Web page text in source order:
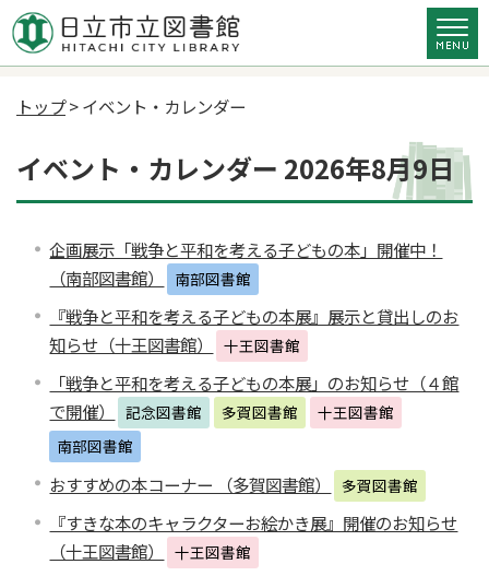
トップ> イベント・カレンダー
イベント・カレンダー 2026年8月9日
企画展示「戦争と平和を考える子どもの本」開催中！
（南部図書館）
南部図書館
『戦争と平和を考える子どもの本展』展示と貸出しのお
知らせ（十王図書館）
十王図書館
「戦争と平和を考える子どもの本展」のお知らせ（４館
で開催）
記念図書館 多賀図書館
十王図書館
南部図書館
おすすめの本コーナー （多賀図書館） 多賀図書館
『すきな本のキャラクターお絵かき展』開催のお知らせ
（十王図書館）
十王図書館